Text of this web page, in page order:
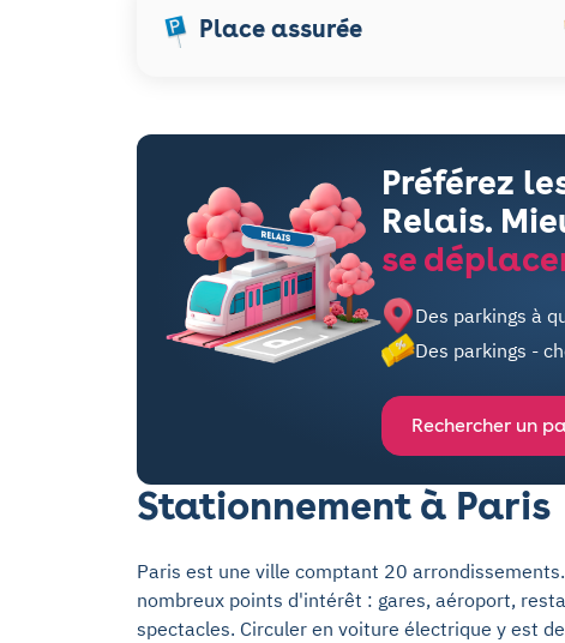
Place assurée
Préférez
Relais.
se
Des parkings à
Des parkings -
Rechercher un
Stationnement à Paris
Paris est une ville comptant 20
nombreux points d'intérêt : gares, aéroport,
spectacles. Circuler en voiture électrique y est